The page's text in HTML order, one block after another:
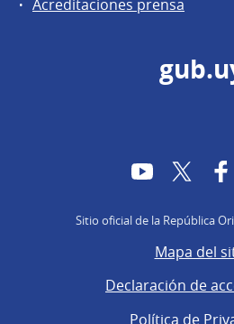
Acreditaciones prensa
YouTubeTwitter
Sitio oficial de la República
Mapa del
Declaración de
Política de